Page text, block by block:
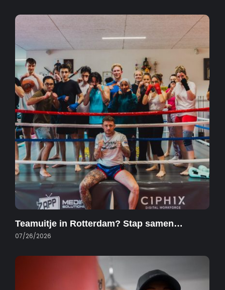
Teamuitje in Rotterdam? Stap samen…
07/26/2026